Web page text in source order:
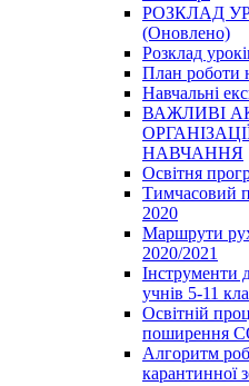
РОЗКЛАД
(Оновлено)
Розклад
План роботи
Навчальні
ВАЖЛИВІ
НАВЧАННЯ
Освітня
Тимчасовий
2020
Маршрути
2020/2021
Інструменти
учнів 5-11
Освітній
поширення
Алгоритм
карантинної